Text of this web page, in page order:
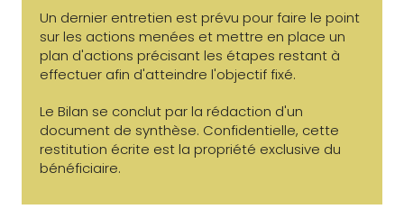
Un dernier entretien est prévu pour faire le point
sur les actions menées et mettre en place un
plan d'actions précisant les étapes restant à
effectuer afin d'atteindre l'objectif fixé.
Le Bilan se conclut par la rédaction d'un
document de synthèse. Confidentielle, cette
restitution écrite est la propriété exclusive du
bénéficiaire.